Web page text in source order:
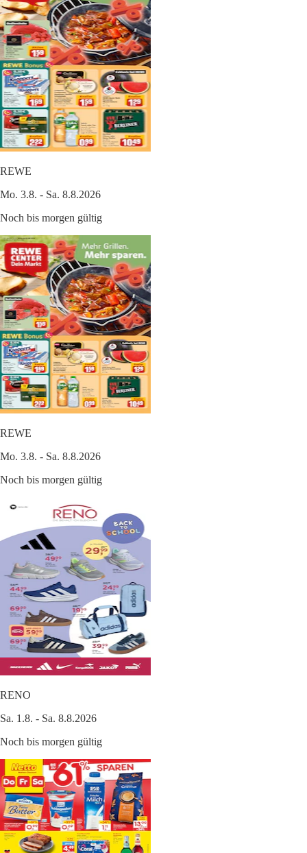
REWE
Mo. 3.8. - Sa. 8.8.2026
Noch bis morgen gültig
REWE
Mo. 3.8. - Sa. 8.8.2026
Noch bis morgen gültig
RENO
Sa. 1.8. - Sa. 8.8.2026
Noch bis morgen gültig